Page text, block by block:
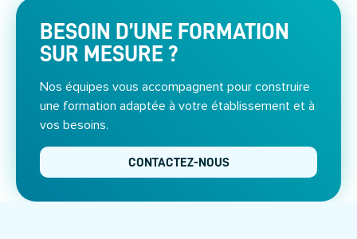
BESOIN D’UNE FORMATION
SUR MESURE ?
Nos équipes vous accompagnent pour construire
une formation adaptée à votre établissement et à
vos besoins.
CONTACTEZ-NOUS